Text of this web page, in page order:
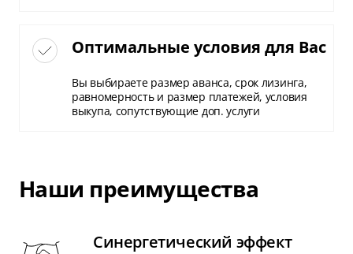
Оптимальные условия для Вас
Вы выбираете размер аванса, срок лизинга,
равномерность и размер платежей, условия
выкупа, сопутствующие доп. услуги
Наши преимущества
Синергетический эффект